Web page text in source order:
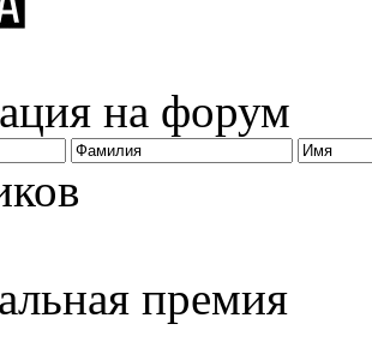
на форум
премия